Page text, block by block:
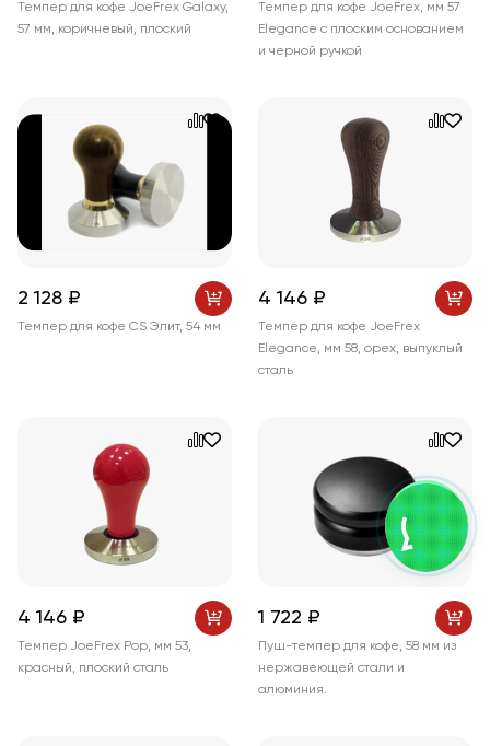
Темпер для кофе JoeFrex Galaxy,
57 мм, коричневый, плоский
Темпер для кофе JoeFrex, мм 57
Elegance с плоским основанием
и черной ручкой
2 128 ₽
Темпер для кофе CS Элит, 54 мм
4 146 ₽
Темпер для кофе JoeFrex
Elegance, мм 58, орех, выпуклый
сталь
4 146 ₽
Темпер JoeFrex Pop, мм 53,
красный, плоский сталь
1 722 ₽
Пуш-темпер для кофе, 58 мм из
нержавеющей стали и
алюминия.